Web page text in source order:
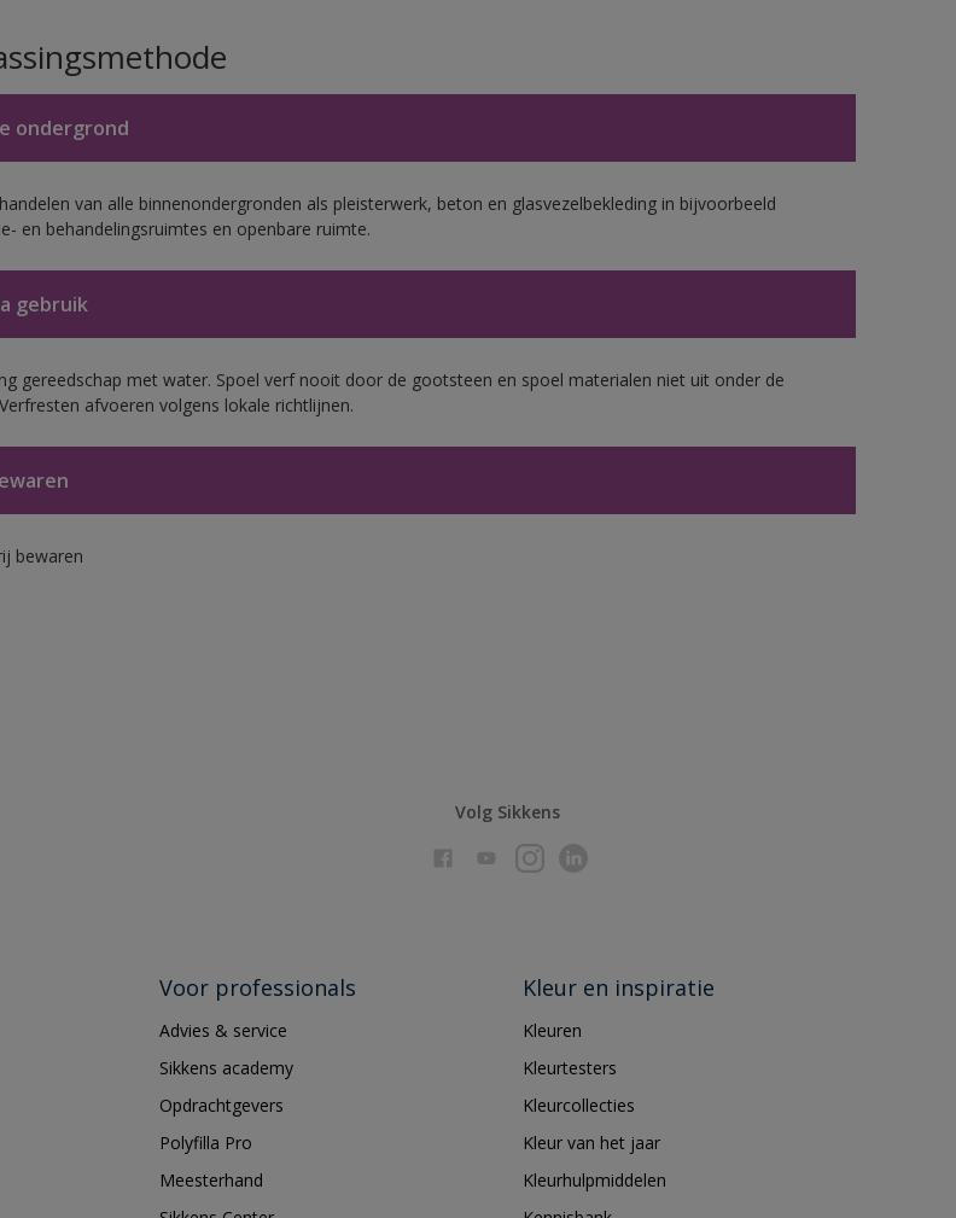
ondergrond
van alle binnenondergronden als pleisterwerk, beton en glasvezelbekleding in bijvoorbeeld
en behandelingsruimtes en openbare ruimte.
gebruik
gereedschap met water. Spoel verf nooit door de gootsteen en spoel materialen niet uit onder de
afvoeren volgens lokale richtlijnen.
bewaren
Volg Sikkens
Voor professionals
Advies & service
Sikkens academy
Opdrachtgevers
Polyfilla Pro
Meesterhand
Kleur en inspiratie
Kleuren
Kleurtesters
Kleurcollecties
Kleur van het jaar
Kleurhulpmiddelen